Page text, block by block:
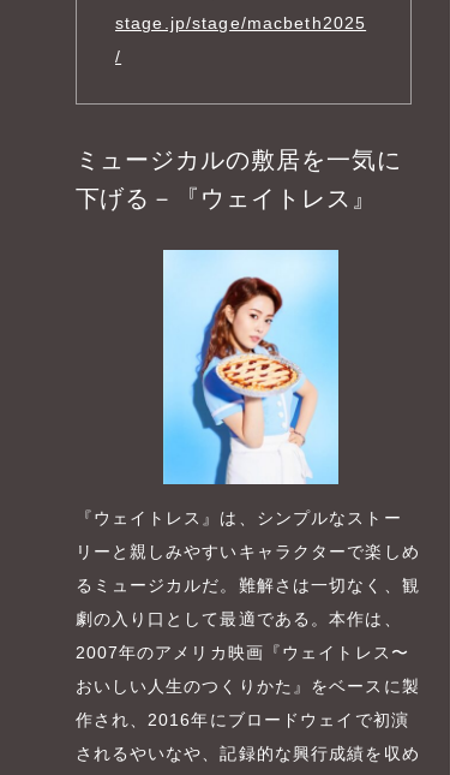
stage.jp/stage/macbeth2025
/
ミュージカルの敷居を一気に
下げる－『ウェイトレス』
『ウェイトレス』は、シンプルなストー
リーと親しみやすいキャラクターで楽しめ
るミュージカルだ。難解さは一切なく、観
劇の入り口として最適である。本作は、
2007年のアメリカ映画『ウェイトレス〜
おいしい人生のつくりかた』をベースに製
作され、2016年にブロードウェイで初演
されるやいなや、記録的な興行成績を収め